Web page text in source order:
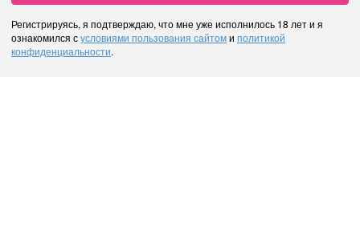
Регистрируясь, я подтверждаю, что мне уже исполнилось 18 лет и я
ознакомился сусловиями пользования сайтоми политикой
конфиденциальности.